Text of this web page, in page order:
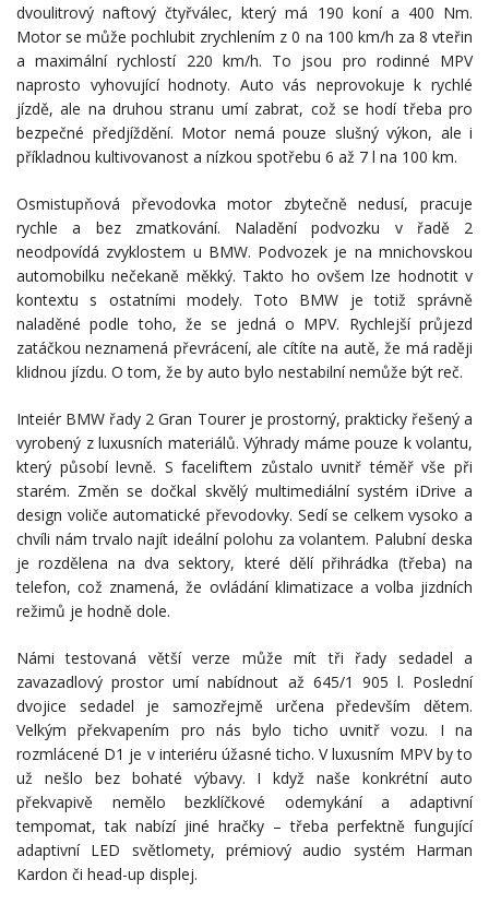
dvoulitrový naftový čtyřválec, který má 190 koní a 400 Nm.
Motor se může pochlubit zrychlením z 0 na 100 km/h za 8 vteřin
a maximální rychlostí 220 km/h. To jsou pro rodinné MPV
naprosto vyhovující hodnoty. Auto vás neprovokuje k rychlé
jízdě, ale na druhou stranu umí zabrat, což se hodí třeba pro
bezpečné předjíždění. Motor nemá pouze slušný výkon, ale i
příkladnou kultivovanost a nízkou spotřebu 6 až 7 l na 100 km.
Osmistupňová převodovka motor zbytečně nedusí, pracuje
rychle a bez zmatkování. Naladění podvozku v řadě 2
neodpovídá zvyklostem u BMW. Podvozek je na mnichovskou
automobilku nečekaně měkký. Takto ho ovšem lze hodnotit v
kontextu s ostatními modely. Toto BMW je totiž správně
naladěné podle toho, že se jedná o MPV. Rychlejší průjezd
zatáčkou neznamená převrácení, ale cítíte na autě, že má raději
klidnou jízdu. O tom, že by auto bylo nestabilní nemůže být reč.
Inteiér BMW řady 2 Gran Tourer je prostorný, prakticky řešený a
vyrobený z luxusních materiálů. Výhrady máme pouze k volantu,
který působí levně. S faceliftem zůstalo uvnitř téměř vše při
starém. Změn se dočkal skvělý multimediální systém iDrive a
design voliče automatické převodovky. Sedí se celkem vysoko a
chvíli nám trvalo najít ideální polohu za volantem. Palubní deska
je rozdělena na dva sektory, které dělí přihrádka (třeba) na
telefon, což znamená, že ovládání klimatizace a volba jizdních
režimů je hodně dole.
Námi testovaná větší verze může mít tři řady sedadel a
zavazadlový prostor umí nabídnout až 645/1 905 l. Poslední
dvojice sedadel je samozřejmě určena především dětem.
Velkým překvapením pro nás bylo ticho uvnitř vozu. I na
rozmlácené D1 je v interiéru úžasné ticho. V luxusním MPV by to
už nešlo bez bohaté výbavy. I když naše konkrétní auto
překvapivě nemělo bezklíčkové odemykání a adaptivní
tempomat, tak nabízí jiné hračky – třeba perfektně fungující
adaptivní LED světlomety, prémiový audio systém Harman
Kardon či head-up displej.